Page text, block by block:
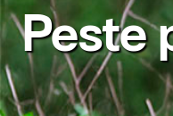
Peste